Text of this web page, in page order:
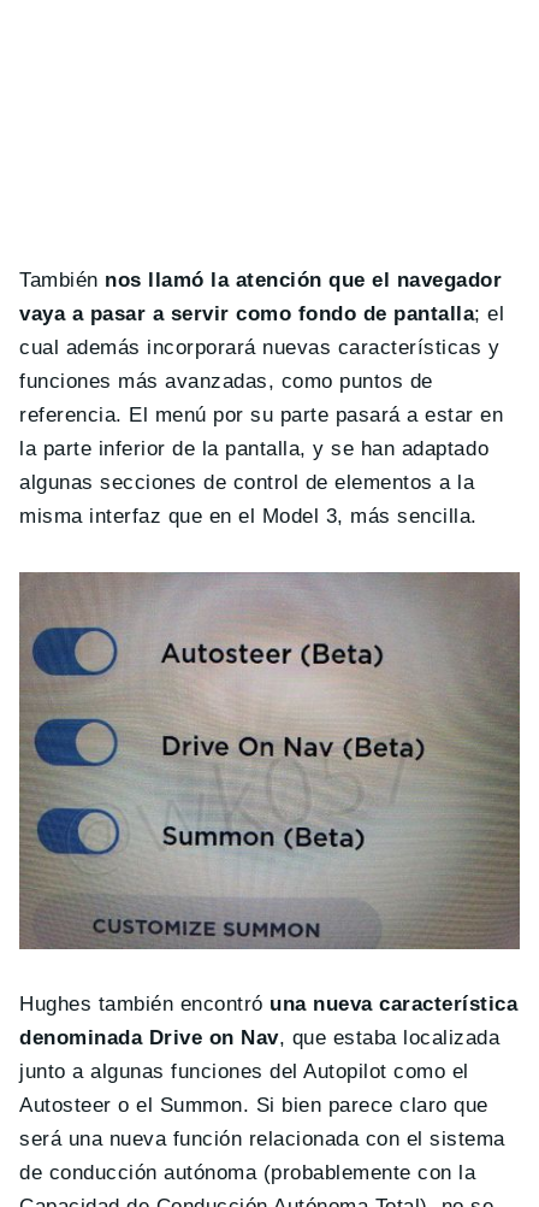
También nos llamó la atención que el navegador
vaya a pasar a servir como fondo de pantalla; el
cual además incorporará nuevas características y
funciones más avanzadas, como puntos de
referencia. El menú por su parte pasará a estar en
la parte inferior de la pantalla, y se han adaptado
algunas secciones de control de elementos a la
misma interfaz que en el Model 3, más sencilla.
Hughes también encontró una nueva característica
denominada Drive on Nav, que estaba localizada
junto a algunas funciones del Autopilot como el
Autosteer o el Summon. Si bien parece claro que
será una nueva función relacionada con el sistema
de conducción autónoma (probablemente con la